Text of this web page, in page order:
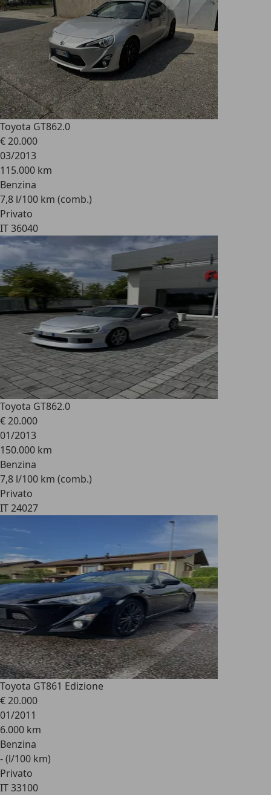
Toyota GT862.0
€ 20.000
03/2013
115.000 km
Benzina
7,8 l/100 km (comb.)
Privato
IT 36040
Toyota GT862.0
€ 20.000
01/2013
150.000 km
Benzina
7,8 l/100 km (comb.)
Privato
IT 24027
Toyota GT861 Edizione
€ 20.000
01/2011
6.000 km
Benzina
- (l/100 km)
Privato
IT 33100